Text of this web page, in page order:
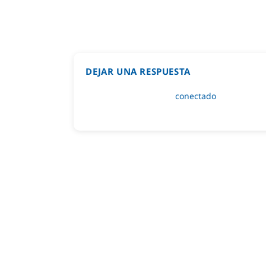
DEJAR UNA RESPUESTA
Lo siento, debes estarconectado